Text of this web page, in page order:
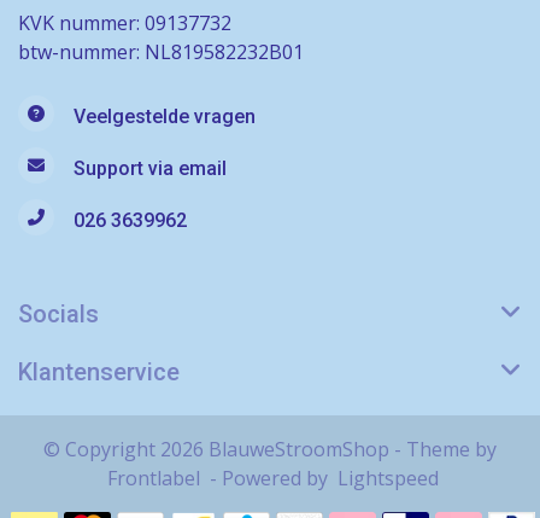
KVK nummer: 09137732
btw-nummer: NL819582232B01
Veelgestelde vragen
Support via email
026 3639962
Socials
Klantenservice
© Copyright 2026 BlauweStroomShop - Theme by
Frontlabel - Powered by Lightspeed